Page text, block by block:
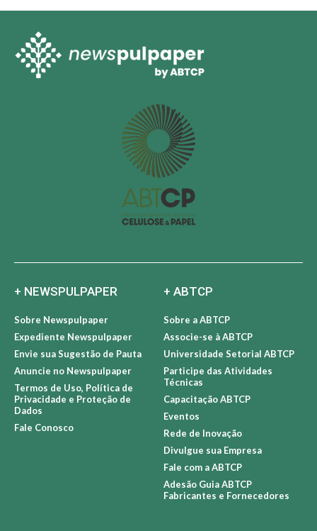
+ NEWSPULPAPER
Sobre Newspulpaper
Expediente Newspulpaper
Envie sua Sugestão de Pauta
Anuncie no Newspulpaper
Termos de Uso, Política de
Privacidade e Proteção de
Dados
Fale Conosco
+ ABTCP
Sobre a ABTCP
Associe-se à ABTCP
Universidade Setorial ABTCP
Participe das Atividades
Técnicas
Capacitação ABTCP
Eventos
Rede de Inovação
Divulgue sua Empresa
Fale com a ABTCP
Adesão Guia ABTCP
Fabricantes e Fornecedores